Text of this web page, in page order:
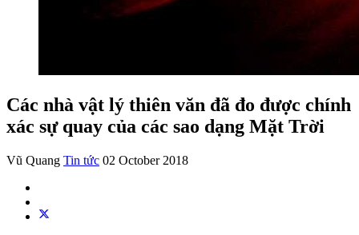
Các nhà vật lý thiên văn đã đo được chính
xác sự quay của các sao dạng Mặt Trời
Vũ Quang Tin tức 02 October 2018